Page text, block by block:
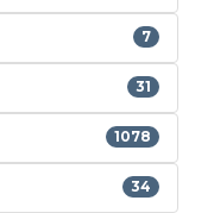
7
31
1078
34